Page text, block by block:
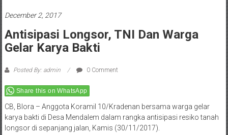
December 2, 2017
Antisipasi Longsor, TNI Dan Warga
Gelar Karya Bakti
Posted By: admin 0 Comment
Share this on WhatsApp
CB, Blora – Anggota Koramil 10/Kradenan bersama warga gelar
karya bakti di Desa Mendalem dalam rangka antisipasi resiko tanah
longsor di sepanjang jalan, Kamis (30/11/2017).